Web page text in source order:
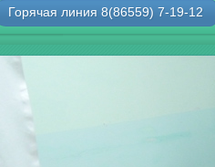
Горячая линия 8(86559) 7-19-12